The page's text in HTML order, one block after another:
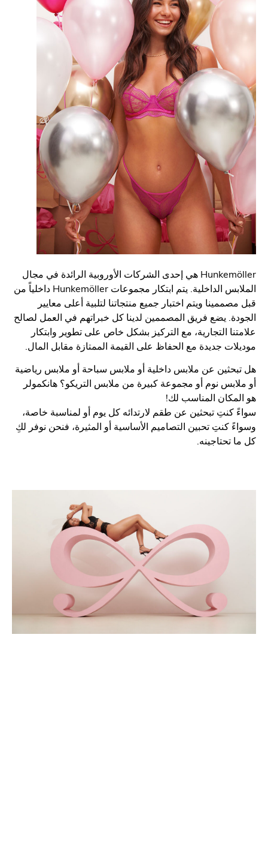
Hunkemöller هي إحدى الشركات الأوروبية الرائدة في مجال
الملابس الداخلية. يتم ابتكار مجموعات Hunkemöller داخلياً من
ويتم اختبار جميع منتجاتنا لتلبية أعلى معايير
يضع فريق المصممين لدينا كل خبراتهم في العمل لصالح
التجارية، مع التركيز بشكل خاص على تطوير وابتكار
جديدة مع الحفاظ على القيمة الممتازة مقابل المال.
عن ملابس داخلية أو ملابس سباحة أو ملابس رياضية
نوم أو مجموعة كبيرة من ملابس التريكو؟ هانكمولر
المناسب لك!
كنتِ تبحثين عن طقم لارتدائه كل يوم أو لمناسبة خاصة،
كنتِ تحبين التصاميم الأساسية أو المثيرة، فنحن نوفر لكِ
تحتاجينه.